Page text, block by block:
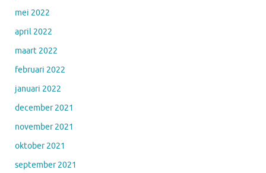
mei 2022
april 2022
maart 2022
februari 2022
januari 2022
december 2021
november 2021
oktober 2021
september 2021